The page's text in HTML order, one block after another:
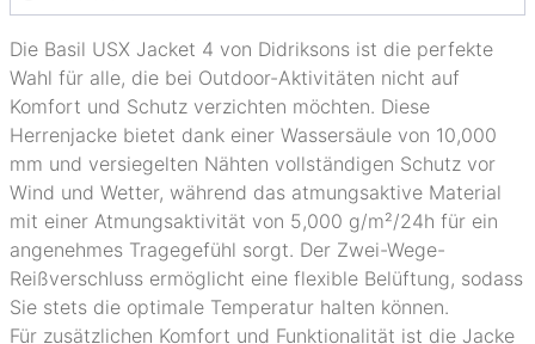
Die Basil USX Jacket 4 von Didriksons ist die perfekte
Wahl für alle, die bei Outdoor-Aktivitäten nicht auf
Komfort und Schutz verzichten möchten. Diese
Herrenjacke bietet dank einer Wassersäule von 10,000
mm und versiegelten Nähten vollständigen Schutz vor
Wind und Wetter, während das atmungsaktive Material
mit einer Atmungsaktivität von 5,000 g/m²/24h für ein
angenehmes Tragegefühl sorgt. Der Zwei-Wege-
Reißverschluss ermöglicht eine flexible Belüftung, sodass
Sie stets die optimale Temperatur halten können.
Für zusätzlichen Komfort und Funktionalität ist die Jacke